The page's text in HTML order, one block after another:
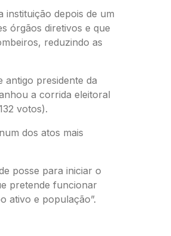
instituição depois de um
órgãos diretivos e que
reduzindo as
antigo presidente da
a corrida eleitoral
votos).
dos atos mais
posse para iniciar o
pretende funcionar
ativo e população”.